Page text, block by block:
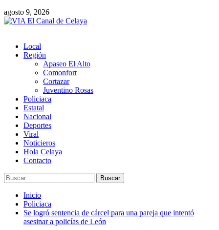
agosto 9, 2026
Menú
principal
Local
Región
Apaseo El Alto
Comonfort
Cortazar
Juventino Rosas
Policiaca
Estatal
Nacional
Deportes
Viral
Noticieros
Hola Celaya
Contacto
Buscar:
Inicio
Policiaca
Se logró sentencia de cárcel para una pareja que intentó
asesinar a policías de León